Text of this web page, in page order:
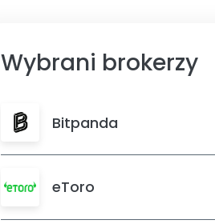
Wybrani brokerzy
Bitpanda
eToro